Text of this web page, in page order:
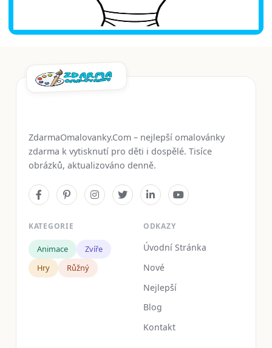
ZdarmaOmalovanky.Com – nejlepší omalovánky
zdarma k vytisknutí pro děti i dospělé. Tisíce
obrázků, aktualizováno denně.
KATEGORIE
Animace
Zvíře
Hry
Růžný
ODKAZY
Úvodní Stránka
Nové
Nejlepší
Blog
Kontakt